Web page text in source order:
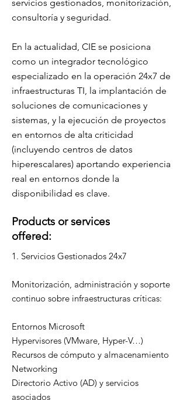
servicios gestionados, monitorización,
consultoría y seguridad.
En la actualidad, CIE se posiciona
como un integrador tecnológico
especializado en la operación 24x7 de
infraestructuras TI, la implantación de
soluciones de comunicaciones y
sistemas, y la ejecución de proyectos
en entornos de alta criticidad
(incluyendo centros de datos
hiperescalares) aportando experiencia
real en entornos donde la
disponibilidad es clave.
Products or services
offered:
1. Servicios Gestionados 24x7
Monitorización, administración y soporte
continuo sobre infraestructuras críticas:
Entornos Microsoft
Hypervisores (VMware, Hyper-V…)
Recursos de cómputo y almacenamiento
Networking
Directorio Activo (AD) y servicios
asociados